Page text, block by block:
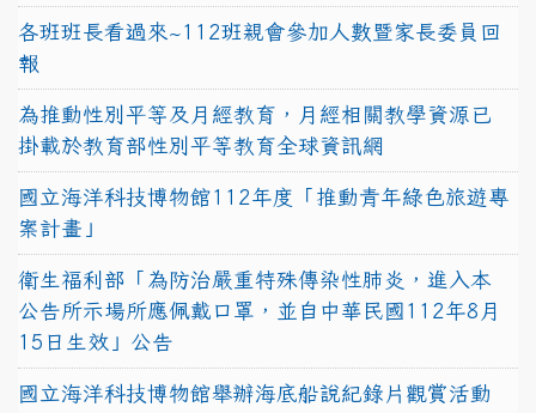
各班班長看過來~112班親會參加人數暨家長委員回
報
為推動性別平等及月經教育，月經相關教學資源已
掛載於教育部性別平等教育全球資訊網
國立海洋科技博物館112年度「推動青年綠色旅遊專
案計畫」
衛生福利部「為防治嚴重特殊傳染性肺炎，進入本
公告所示場所應佩戴口罩，並自中華民國112年8月
15日生效」公告
國立海洋科技博物館舉辦海底船說紀錄片觀賞活動